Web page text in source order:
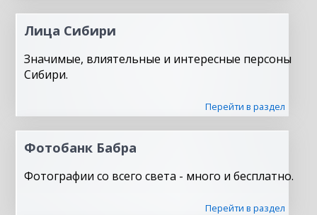
Лица Сибири
Значимые, влиятельные и интересные персоны
Сибири.
Перейти в раздел
Фотобанк Бабра
Фотографии со всего света - много и бесплатно.
Перейти в раздел